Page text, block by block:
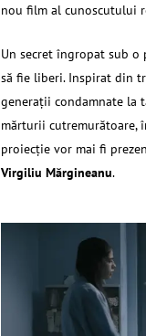
nou film al cunoscutului
Un secret îngropat sub o
să fie liberi. Inspirat din
generații condamnate la
mărturii cutremurătoare,
proiecţie vor mai fi
Virgiliu Mărgineanu.